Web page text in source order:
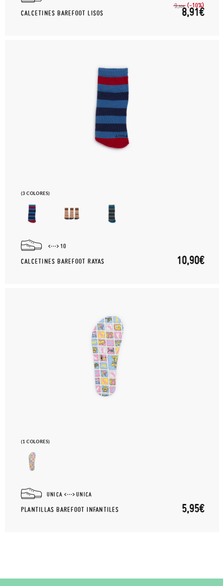
CALCETINES BAREFOOT LISOS
9,90€ (-10%)
8,91€
(3 COLORES)
10
CALCETINES BAREFOOT RAYAS 10,90€
(1 COLORES)
UNICA UNICA
PLANTILLAS BAREFOOT INFANTILES 5,95€